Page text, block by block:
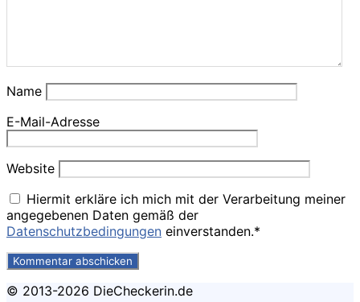
Name
E-Mail-Adresse
Website
Hiermit erkläre ich mich mit der Verarbeitung meiner
angegebenen Daten gemäß der
Datenschutzbedingungen einverstanden.*
© 2013-2026 DieCheckerin.de